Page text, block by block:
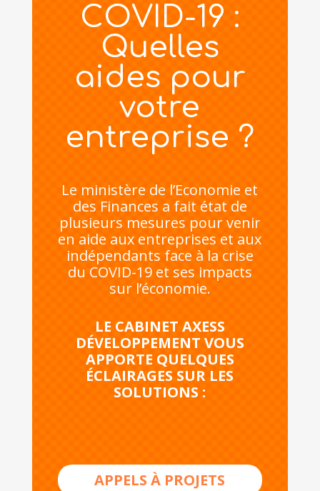
COVID-19 :
Quelles
aides pour
votre
entreprise ?
Le ministère de l’Economie et
des Finances a fait état de
plusieurs mesures pour venir
en aide aux entreprises et aux
indépendants face à la crise
du COVID-19 et ses impacts
sur l’économie.
LE CABINET AXESS
DÉVELOPPEMENT VOUS
APPORTE QUELQUES
ÉCLAIRAGES SUR LES
SOLUTIONS :
APPELS À PROJETS